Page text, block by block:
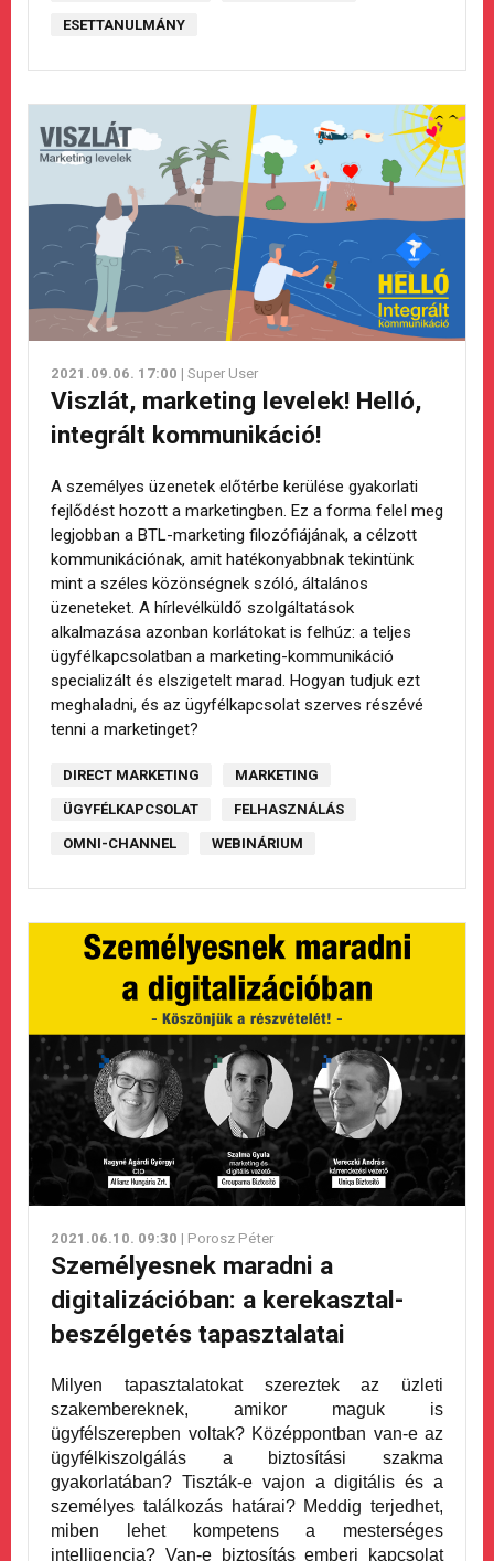
ESETTANULMÁNY
2021.09.06. 17:00 | Super User
Viszlát, marketing levelek! Helló,
integrált kommunikáció!
A személyes üzenetek előtérbe kerülése gyakorlati
fejlődést hozott a marketingben. Ez a forma felel meg
legjobban a BTL-marketing filozófiájának, a célzott
kommunikációnak, amit hatékonyabbnak tekintünk
mint a széles közönségnek szóló, általános
üzeneteket. A hírlevélküldő szolgáltatások
alkalmazása azonban korlátokat is felhúz: a teljes
ügyfélkapcsolatban a marketing-kommunikáció
specializált és elszigetelt marad. Hogyan tudjuk ezt
meghaladni, és az ügyfélkapcsolat szerves részévé
tenni a marketinget?
DIRECT MARKETING MARKETING
ÜGYFÉLKAPCSOLAT FELHASZNÁLÁS
OMNI-CHANNEL WEBINÁRIUM
2021.06.10. 09:30 | Porosz Péter
Személyesnek maradni a
digitalizációban: a kerekasztal-
beszélgetés tapasztalatai
Milyen tapasztalatokat szereztek az üzleti
szakembereknek, amikor maguk is
ügyfélszerepben voltak? Középpontban van-e az
ügyfélkiszolgálás a biztosítási szakma
gyakorlatában? Tiszták-e vajon a digitális és a
személyes találkozás határai? Meddig terjedhet,
miben lehet kompetens a mesterséges
intelligencia? Van-e biztosítás emberi kapcsolat